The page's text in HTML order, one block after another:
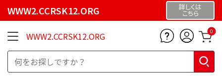
WWW2.CCRSK12.ORG 詳しくは
こちら
WWW2.CCRSK12.ORG 0